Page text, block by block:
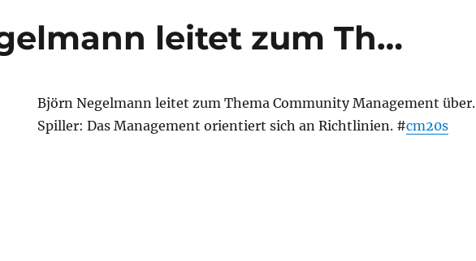
leitet zum Th…
Björn Negelmann leitet zum Thema Community Management über.
Spiller: Das Management orientiert sich an Richtlinien. #cm20s